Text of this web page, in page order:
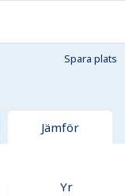
Spara plats
Jämför
Yr